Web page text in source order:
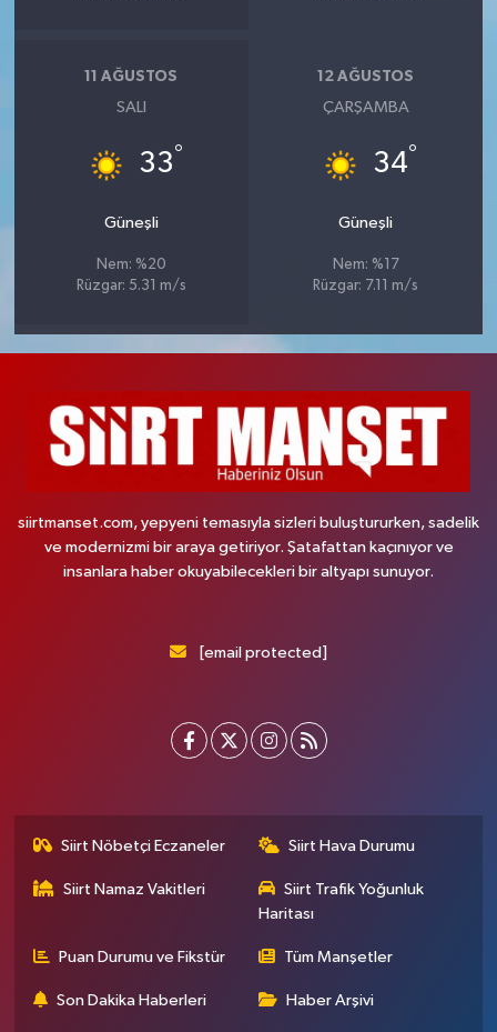
11 AĞUSTOS
SALI
33°
Güneşli
Nem: %20
Rüzgar: 5.31 m/s
12 AĞUSTOS
ÇARŞAMBA
34°
Güneşli
Nem: %17
Rüzgar: 7.11 m/s
siirtmanset.com, yepyeni temasıyla sizleri buluştururken, sadelik
ve modernizmi bir araya getiriyor. Şatafattan kaçınıyor ve
insanlara haber okuyabilecekleri bir altyapı sunuyor.
[email protected]
Siirt Nöbetçi Eczaneler Siirt Hava Durumu
Siirt Namaz Vakitleri
Siirt Trafik Yoğunluk
Haritası
Puan Durumu ve Fikstür Tüm Manşetler
Son Dakika Haberleri Haber Arşivi